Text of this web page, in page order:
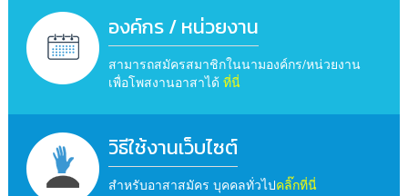
องค์กร / หน่วยงาน
สามารถสมัครสมาชิกในนามองค์กร/หน่วยงาน
เพื่อโพสงานอาสาได้ ที่นี่
วิธีใช้งานเว็บไซต์
สำหรับอาสาสมัคร บุคคลทั่วไปคลิ๊กที่นี่